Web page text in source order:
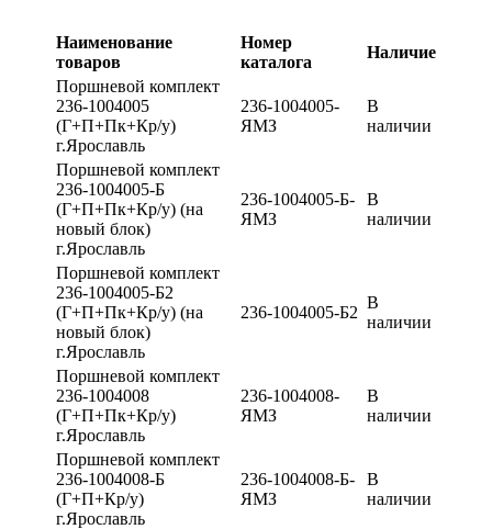
Наименование
товаров
Номер
каталога
Наличие
Поршневой комплект
236-1004005
(Г+П+Пк+Кр/у)
г.Ярославль
236-1004005-
ЯМЗ
В
наличии
Поршневой комплект
236-1004005-Б
(Г+П+Пк+Кр/у) (на
новый блок)
г.Ярославль
236-1004005-Б-
ЯМЗ
В
наличии
Поршневой комплект
236-1004005-Б2
(Г+П+Пк+Кр/у) (на
новый блок)
г.Ярославль
236-1004005-Б2
В
наличии
Поршневой комплект
236-1004008
(Г+П+Пк+Кр/у)
г.Ярославль
236-1004008-
ЯМЗ
В
наличии
Поршневой комплект
236-1004008-Б
(Г+П+Кр/у)
г.Ярославль
236-1004008-Б-
ЯМЗ
В
наличии